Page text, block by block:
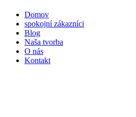
Domov
spokojní zákazníci
Blog
Naša tvorba
O nás
Kontakt